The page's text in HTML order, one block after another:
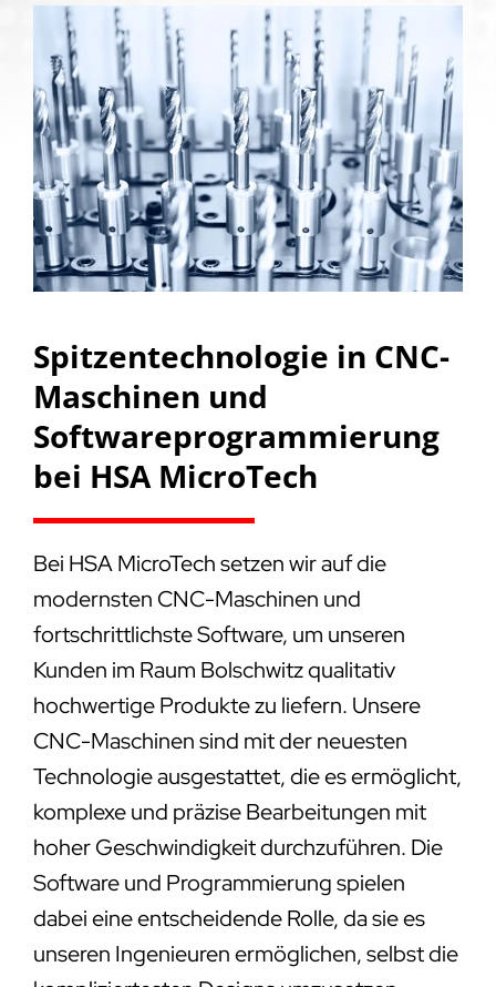
Spitzentechnologie in CNC-
Maschinen und
Softwareprogrammierung
bei HSA MicroTech
Bei HSA MicroTech setzen wir auf die
modernsten CNC-Maschinen und
fortschrittlichste Software, um unseren
Kunden im Raum Bolschwitz qualitativ
hochwertige Produkte zu liefern. Unsere
CNC-Maschinen sind mit der neuesten
Technologie ausgestattet, die es ermöglicht,
komplexe und präzise Bearbeitungen mit
hoher Geschwindigkeit durchzuführen. Die
Software und Programmierung spielen
dabei eine entscheidende Rolle, da sie es
unseren Ingenieuren ermöglichen, selbst die